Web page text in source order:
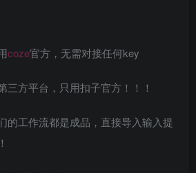
coze官方，无需对接任何key
三方平台，只用扣子官方！！！
的工作流都是成品，直接导入输入提